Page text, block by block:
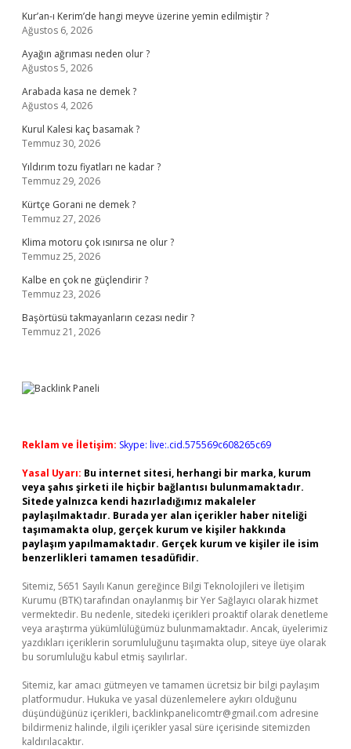
Kur’an-ı Kerim’de hangi meyve üzerine yemin edilmiştir ?
Ağustos 6, 2026
Ayağın ağrıması neden olur ?
Ağustos 5, 2026
Arabada kasa ne demek ?
Ağustos 4, 2026
Kurul Kalesi kaç basamak ?
Temmuz 30, 2026
Yıldırım tozu fiyatları ne kadar ?
Temmuz 29, 2026
Kürtçe Gorani ne demek ?
Temmuz 27, 2026
Klima motoru çok ısınırsa ne olur ?
Temmuz 25, 2026
Kalbe en çok ne güçlendirir ?
Temmuz 23, 2026
Başörtüsü takmayanların cezası nedir ?
Temmuz 21, 2026
Reklam ve İletişim: Skype: live:.cid.575569c608265c69
Yasal Uyarı: Bu internet sitesi, herhangi bir marka, kurum
veya şahıs şirketi ile hiçbir bağlantısı bulunmamaktadır.
Sitede yalnızca kendi hazırladığımız makaleler
paylaşılmaktadır. Burada yer alan içerikler haber niteliği
taşımamakta olup, gerçek kurum ve kişiler hakkında
paylaşım yapılmamaktadır. Gerçek kurum ve kişiler ile isim
benzerlikleri tamamen tesadüfidir.
Sitemiz, 5651 Sayılı Kanun gereğince Bilgi Teknolojileri ve İletişim
Kurumu (BTK) tarafından onaylanmış bir Yer Sağlayıcı olarak hizmet
vermektedir. Bu nedenle, sitedeki içerikleri proaktif olarak denetleme
veya araştırma yükümlülüğümüz bulunmamaktadır. Ancak, üyelerimiz
yazdıkları içeriklerin sorumluluğunu taşımakta olup, siteye üye olarak
bu sorumluluğu kabul etmiş sayılırlar.
Sitemiz, kar amacı gütmeyen ve tamamen ücretsiz bir bilgi paylaşım
platformudur. Hukuka ve yasal düzenlemelere aykırı olduğunu
düşündüğünüz içerikleri, backlinkpanelicomtr@gmail.com adresine
bildirmeniz halinde, ilgili içerikler yasal süre içerisinde sitemizden
kaldırılacaktır.